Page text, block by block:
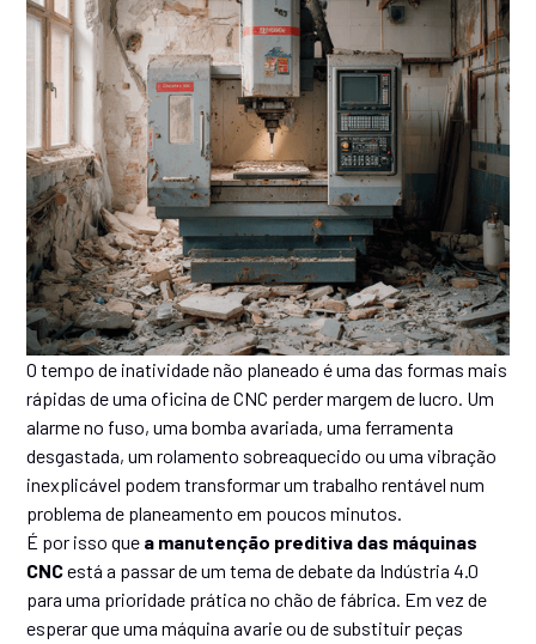
O tempo de inatividade não planeado é uma das formas mais
rápidas de uma oficina de CNC perder margem de lucro. Um
alarme no fuso, uma bomba avariada, uma ferramenta
desgastada, um rolamento sobreaquecido ou uma vibração
inexplicável podem transformar um trabalho rentável num
problema de planeamento em poucos minutos.
É por isso que a manutenção preditiva das máquinas
CNCestá a passar de um tema de debate da Indústria 4.0
para uma prioridade prática no chão de fábrica. Em vez de
esperar que uma máquina avarie ou de substituir peças